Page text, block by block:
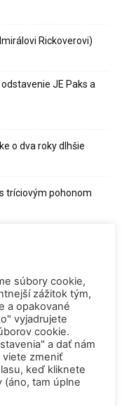
Rickoverovi)
JE Paks a
o dva roky dlhšie
tríciovým pohonom
pozíciu medzi
elektráreň pre
študentov aj
súbory cookie,
zážitok tým,
a opakované
vyjadrujete
cookie.
a dať nám
viete zmeniť
keď kliknete
(áno, tam úplne